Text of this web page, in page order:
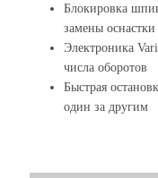
Блокировка
замены
Электроника
числа оборотов
Быстрая
один за другим